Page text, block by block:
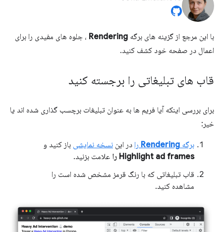
با این مرجع از گزینه های برگه Rendering ، جلوه های مفیدی را برای
اعمال در صفحه خود کشف کنید.
قاب های تبلیغاتی را برجسته کنید
برای بررسی اینکه آیا فریم ها به عنوان تبلیغات برچسب گذاری شده اند یا
خیر:
برگه Rendering را در این نسخه نمایشی باز کنید و
Highlight ad frames را
علامت بزنید.
قاب تبلیغاتی که با رنگ قرمز مشخص شده است را
مشاهده کنید.